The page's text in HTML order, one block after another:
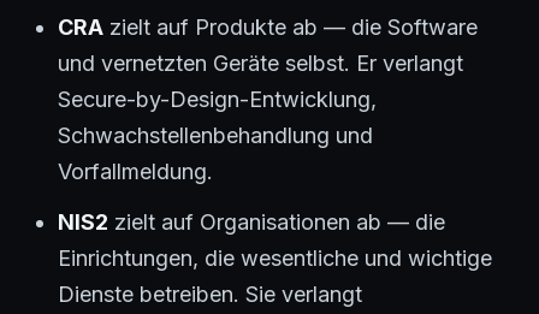
CRA zielt auf Produkte ab — die Software
und vernetzten Geräte selbst. Er verlangt
Secure-by-Design-Entwicklung,
Schwachstellenbehandlung und
Vorfallmeldung.
NIS2 zielt auf Organisationen ab — die
Einrichtungen, die wesentliche und wichtige
Dienste betreiben. Sie verlangt